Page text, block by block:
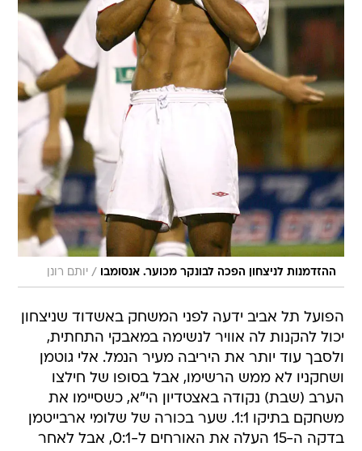
ההזדמנות לניצחון הפכה לבונקר מכוער. אנסומבו / יותם רונן
הפועל תל אביב ידעה לפני המשחק באשדוד שניצחון
יכול להקנות לה אוויר לנשימה במאבקי התחתית,
ולסבך עוד יותר את היריבה מעיר הנמל. אלי גוטמן
ושחקניו לא ממש הרשימו, אבל בסופו של חילצו
הערב (שבת) נקודה באצטדיון הי"א, כשסיימו את
משחקם בתיקו 1:1. שער בכורה של שלומי ארבייטמן
בדקה ה-15 העלה את האורחים ל-0:1, אבל לאחר